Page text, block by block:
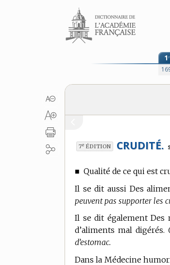
Aller au contenu
1
7e ÉDITION CRUDITÉ.
■ Qualité de ce qui est
Il se dit aussi Des
peuvent pas supporter les
Il se dit également Des
d’aliments mal digérés.
d’estomac.
Dans la Médecine